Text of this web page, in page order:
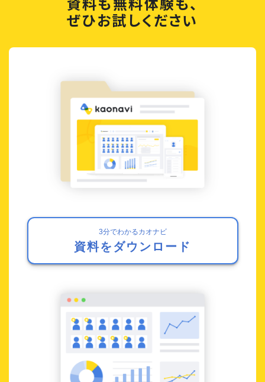
ぜひお試しください
3分でわかるカオナビ
資料をダウンロード